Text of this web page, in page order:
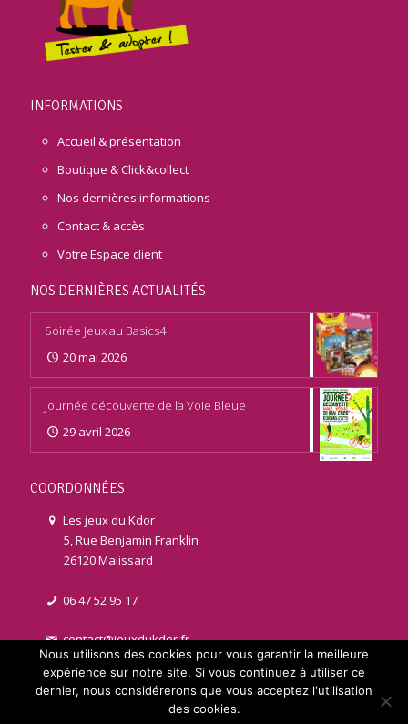
INFORMATIONS
Accueil & présentation
Boutique & Click&collect
Nos dernières informations
Contact & accès
Votre Espace client
NOS DERNIÈRES ACTUALITÉS
Soirée Jeux au Basics4
20 mai 2026
Journée découverte de la Voie Bleue
29 avril 2026
COORDONNÉES
Les jeux du Kdor
5, Rue Benjamin Franklin
26120 Malissard
06 47 52 95 17
contact@jeuxdukdor.fr
Nous utilisons des cookies pour vous garantir la meilleure
expérience sur notre site. Si vous continuez à utiliser ce
dernier, nous considérerons que vous acceptez l'utilisation
des cookies.